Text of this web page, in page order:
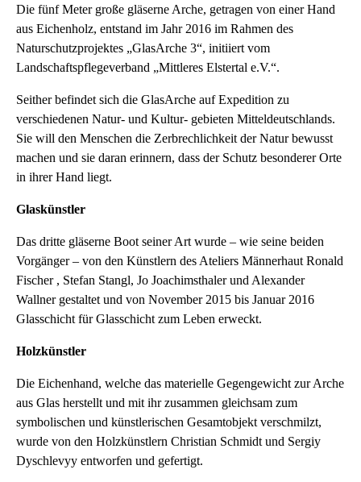
Die fünf Meter große gläserne Arche, getragen von einer Hand
aus Eichenholz, entstand im Jahr 2016 im Rahmen des
Naturschutzprojektes „GlasArche 3“, initiiert vom
Landschaftspflegeverband „Mittleres Elstertal e.V.“.
Seither befindet sich die GlasArche auf Expedition zu
verschiedenen Natur- und Kultur- gebieten Mitteldeutschlands.
Sie will den Menschen die Zerbrechlichkeit der Natur bewusst
machen und sie daran erinnern, dass der Schutz besonderer Orte
in ihrer Hand liegt.
Glaskünstler
Das dritte gläserne Boot seiner Art wurde – wie seine beiden
Vorgänger – von den Künstlern des Ateliers Männerhaut Ronald
Fischer , Stefan Stangl, Jo Joachimsthaler und Alexander
Wallner gestaltet und von November 2015 bis Januar 2016
Glasschicht für Glasschicht zum Leben erweckt.
Holzkünstler
Die Eichenhand, welche das materielle Gegengewicht zur Arche
aus Glas herstellt und mit ihr zusammen gleichsam zum
symbolischen und künstlerischen Gesamtobjekt verschmilzt,
wurde von den Holzkünstlern Christian Schmidt und Sergiy
Dyschlevyy entworfen und gefertigt.